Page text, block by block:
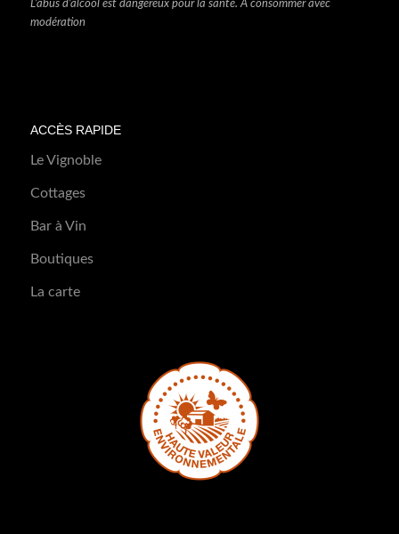
L’abus d’alcool est dangereux pour la santé. À consommer avec
modération
ACCÈS RAPIDE
Le Vignoble
Cottages
Bar à Vin
Boutiques
La carte